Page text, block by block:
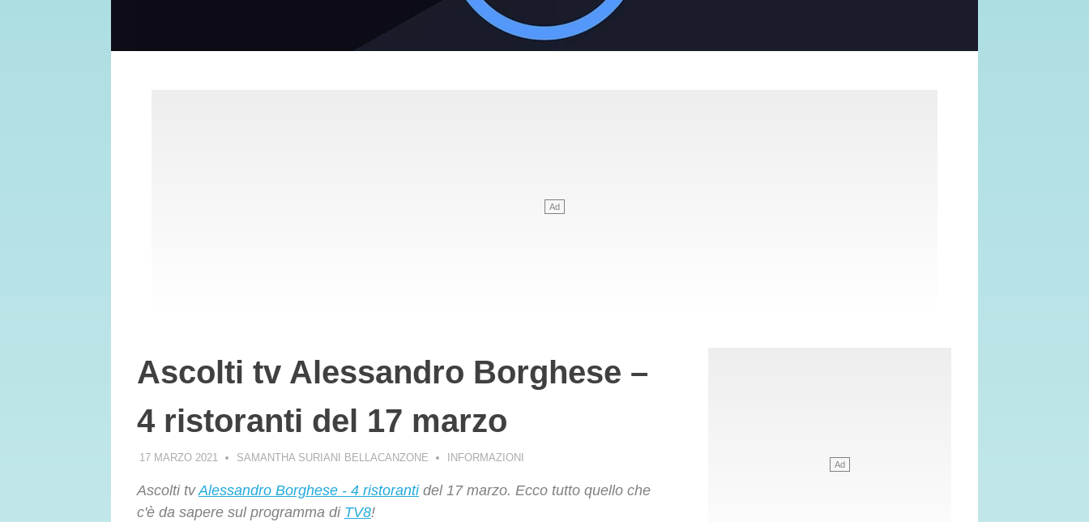
Ascolti tv Alessandro Borghese –
4 ristoranti del 17 marzo
17 MARZO 2021 SAMANTHA SURIANI BELLACANZONE INFORMAZIONI
Ascolti tvAlessandro Borghese - 4 ristorantidel 17 marzo. Ecco tutto quello che
c'è da sapere sul programma di TV8!